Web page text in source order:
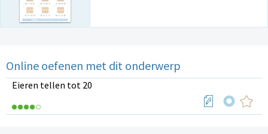
Online oefenen met dit onderwerp
Eieren tellen tot 20